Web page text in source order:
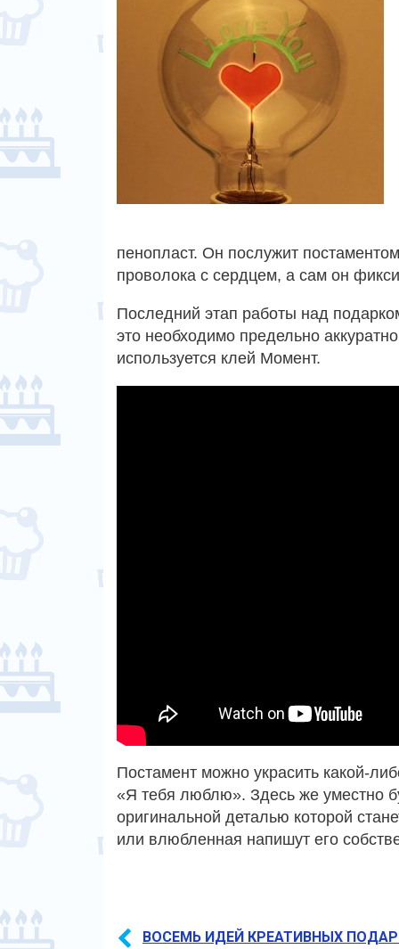
пенопласт. Он послужит
проволока с сердцем, а сам он
Последний этап работы над
это необходимо предельно
используется клей Момент.
Постамент можно украсить какой-
«Я тебя люблю». Здесь же уместно
оригинальной деталью которой
или влюбленная напишут его
ВОСЕМЬ ИДЕЙ КРЕАТИВНЫХ